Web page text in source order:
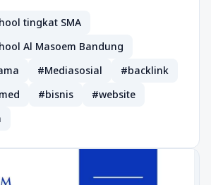
tingkat SMA
Al Masoem Bandung
#Mediasosial
#backlink
#bisnis
#website